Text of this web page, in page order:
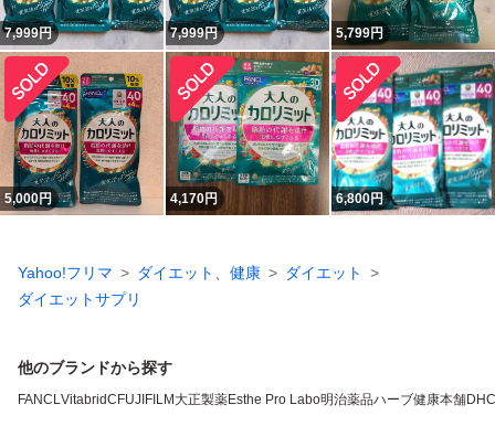
7,999円 7,999円 5,799円
5,000円 4,170円 6,800円
Yahoo!フリマ ダイエット、健康
ダイエット
ダイエットサプリ
他のブランドから探す
FANCLVitabridC FUJIFILM 大正製薬Esthe Pro Labo明治薬品ハーブ健康本舗DHC